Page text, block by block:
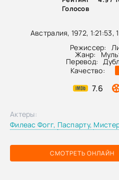
Австралия, 1972, 1:21:53,
Режиссер:
Жанр:
Перевод:
Качество:
7.6
Голосов
СМОТРЕТЬ ОНЛАЙН
Актеры:
Филеас Фогг, Паспарту,